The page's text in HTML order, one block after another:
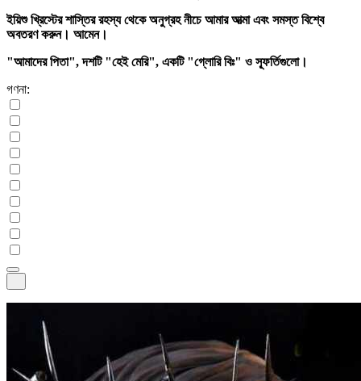
ইয়িশু খ্রিস্টের শাস্তির রহস্য থেকে অনুগ্রহ নীচে আমার আত্মা এবং সমস্ত বিশ্বে
অবতরণ করুন। আমেন।
"আমাদের পিতা", দশটি "হেই মেরি", একটি "গ্লোরি বিঃ" ও স্ফূর্তিগুলো।
গণনা: